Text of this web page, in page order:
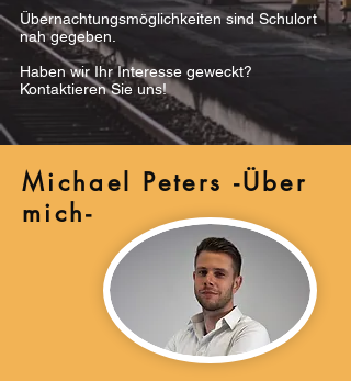
Übernachtungsmöglichkeiten sind Schulort
nah gegeben.
Haben wir Ihr Interesse geweckt?
Kontaktieren Sie uns!
Michael Peters -Über
mich-